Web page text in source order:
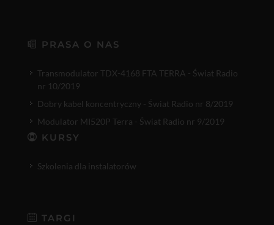
PRASA O NAS
Transmodulator TDX-4168 FTA TERRA - Świat Radio
nr 10/2019
Dobry kabel koncentryczny - Świat Radio nr 8/2019
Modulator MI520P Terra - Świat Radio nr 9/2019
KURSY
Szkolenia dla instalatorów
TARGI